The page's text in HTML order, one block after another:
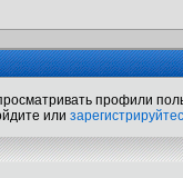
профили
или